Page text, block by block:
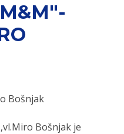
Bošnjak
Bošnjak je